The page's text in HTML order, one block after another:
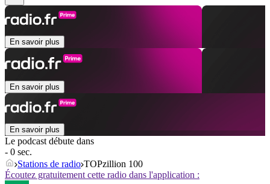
En savoir plus
En savoir plus
En savoir plus
Le podcast débute dans
- 0 sec.
Stations de radio TOPzillion 100
Écoutez gratuitement cette radio dans l'application :